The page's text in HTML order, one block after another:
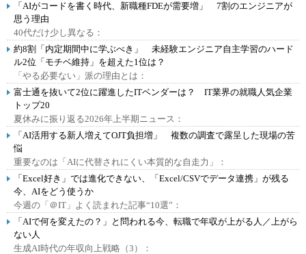
「AIがコードを書く時代、新職種FDEが需要増」 7割のエンジニアが
思う理由
40代だけ少し異なる：
約8割「内定期間中に学ぶべき」 未経験エンジニア自主学習のハード
ル2位「モチベ維持」を超えた1位は？
「やる必要ない」派の理由とは：
富士通を抜いて2位に躍進したITベンダーは？ IT業界の就職人気企業
トップ20
夏休みに振り返る2026年上半期ニュース：
「AI活用する新人増えてOJT負担増」 複数の調査で露呈した現場の苦
悩
重要なのは「AIに代替されにくい本質的な自走力」：
「Excel好き」では進化できない、「Excel/CSVでデータ連携」が残る
今、AIをどう使うか
今週の「＠IT」よく読まれた記事“10選”：
「AIで何を変えたの？」と問われる今、転職で年収が上がる人／上がら
ない人
生成AI時代の年収向上戦略（3）：